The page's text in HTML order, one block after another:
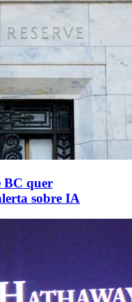
BC quer
sobre IA